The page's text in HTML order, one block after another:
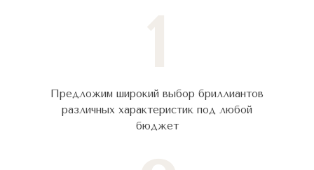
Предложим широкий выбор бриллиантов
различных характеристик под любой
бюджет